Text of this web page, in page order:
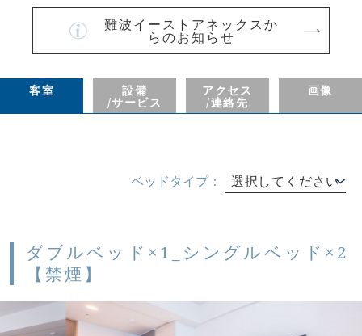
難波イーストアネックスか
らのお知らせ
客室 設備
/サービス
アクセス
/連絡先
画像
ベッドタイプ： 選択してください
ダブルベッド×1_シングルベッド×2
【禁煙】